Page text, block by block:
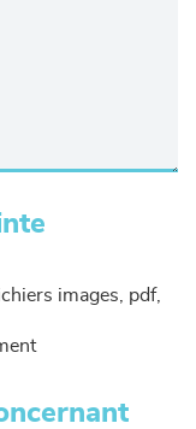
images, pdf,